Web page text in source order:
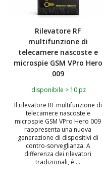
Rilevatore RF
multifunzione di
telecamere nascoste e
microspie GSM VPro Hero
009
disponibile > 10 pz
Il rilevatore RF multifunzione di
telecamere nascoste e
microspie GSM VPro Hero 009
rappresenta una nuova
generazione di dispositivi di
contro-sorveglianza. A
differenza dei rilevatori
tradizionali, è ...